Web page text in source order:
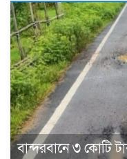
বান্দরবানে ৩ কোটি